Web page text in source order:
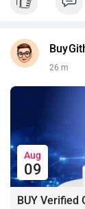
26 m
Aug
09
BUY Verified